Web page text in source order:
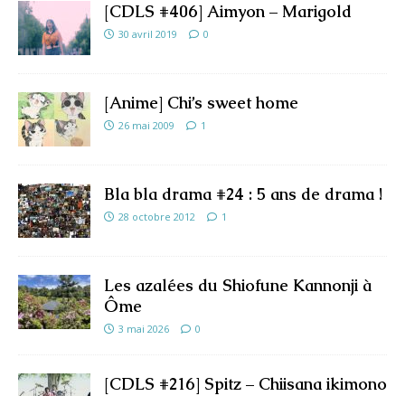
[CDLS #406] Aimyon – Marigold
30 avril 2019 0
[Anime] Chi’s sweet home
26 mai 2009 1
Bla bla drama #24 : 5 ans de drama !
28 octobre 2012 1
Les azalées du Shiofune Kannonji à
Ôme
3 mai 2026 0
[CDLS #216] Spitz – Chiisana ikimono